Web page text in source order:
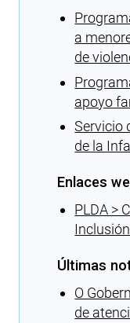
a
de
apoyo
Servicio
de la
Enlaces
PLDA >
Últimas
O
de